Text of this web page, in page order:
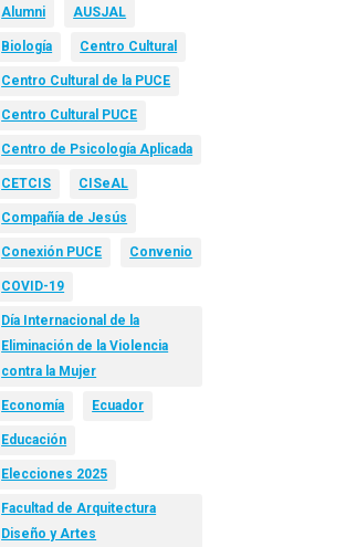
Alumni AUSJAL
Biología Centro Cultural
Centro Cultural de la PUCE
Centro Cultural PUCE
Centro de Psicología Aplicada
CETCIS CISeAL
Compañía de Jesús
Conexión PUCE Convenio
COVID-19
Día Internacional de la
Eliminación de la Violencia
contra la Mujer
Economía Ecuador
Educación
Elecciones 2025
Facultad de Arquitectura
Diseño y Artes